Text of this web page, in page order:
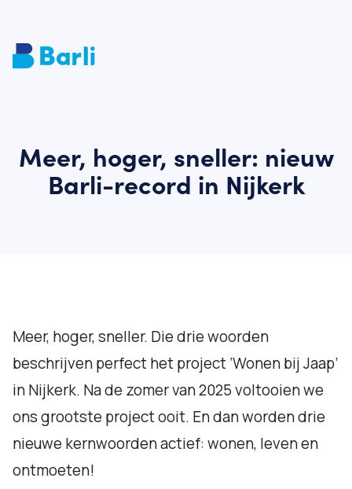
Meer, hoger, sneller: nieuw
Barli-record in Nijkerk
Meer, hoger, sneller. Die drie woorden
beschrijven perfect het project ‘Wonen bij Jaap’
in Nijkerk. Na de zomer van 2025 voltooien we
ons grootste project ooit. En dan worden drie
nieuwe kernwoorden actief: wonen, leven en
ontmoeten!